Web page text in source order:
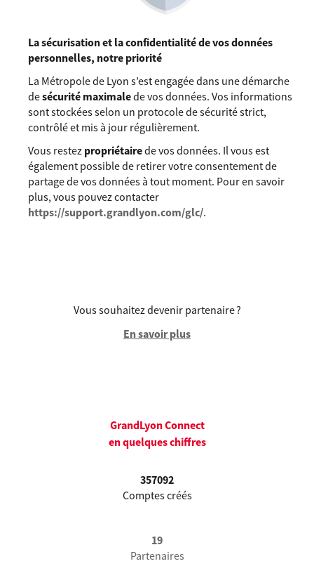
La sécurisation et la confidentialité de vos données
personnelles, notre priorité
La Métropole de Lyon s’est engagée dans une démarche
desécurité maximalede vos données. Vos informations
sont stockées selon un protocole de sécurité strict,
contrôlé et mis à jour régulièrement.
Vous restez propriétairede vos données. Il vous est
également possible de retirer votre consentement de
partage de vos données à tout moment. Pour en savoir
plus, vous pouvez contacter
https://support.grandlyon.com/glc/.
Vous souhaitez devenir partenaire ?
En savoir plus
GrandLyon Connect
en quelques chiffres
357092
Comptes créés
19
Partenaires